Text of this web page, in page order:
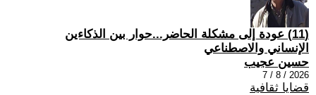
(11) عودة إلى مشكلة الحاضر...حوار بين الذكاءين
الإنساني والاصطناعي
حسين عجيب
2026 / 8 / 7
قضايا ثقافية